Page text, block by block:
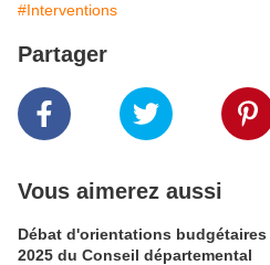
#Interventions
Partager
Vous aimerez aussi
Débat d'orientations budgétaires
2025 du Conseil départemental